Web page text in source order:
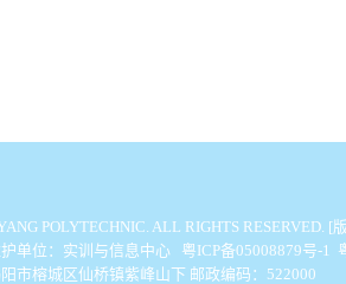
POLYTECHNIC. ALL
单位：实训与信息中心 粤ICP备05008879号-1
市榕城区仙桥镇紫峰山下 邮政编码：522000